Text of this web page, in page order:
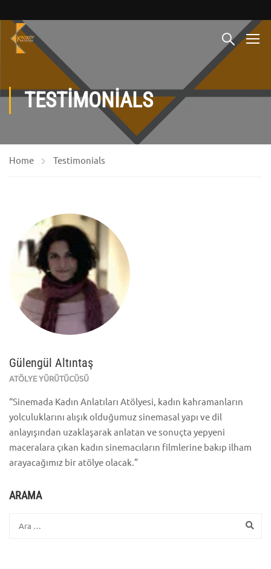
TESTIMONIALS
Home Testimonials
Gülengül Altıntaş
ATÖLYE YÜRÜTÜCÜSÜ
“Sinemada Kadın Anlatıları Atölyesi, kadın kahramanların
yolculuklarını alışık olduğumuz sinemasal yapı ve dil
anlayışından uzaklaşarak anlatan ve sonuçta yepyeni
maceralara çıkan kadın sinemacıların filmlerine bakıp ilham
arayacağımız bir atölye olacak.”
ARAMA